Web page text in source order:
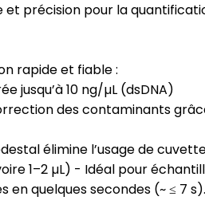
précision pour la
rapide et fiable :
jusqu’à 10 ng/µL (dsDNA)
des contaminants
élimine l’usage de
1–2 µL) - Idéal pour
quelques secondes (~ ≤ 7 s).